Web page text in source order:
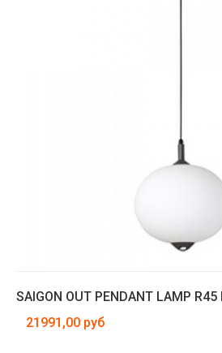
SAIGON OUT PENDANT LAMP R45
21991,00 руб